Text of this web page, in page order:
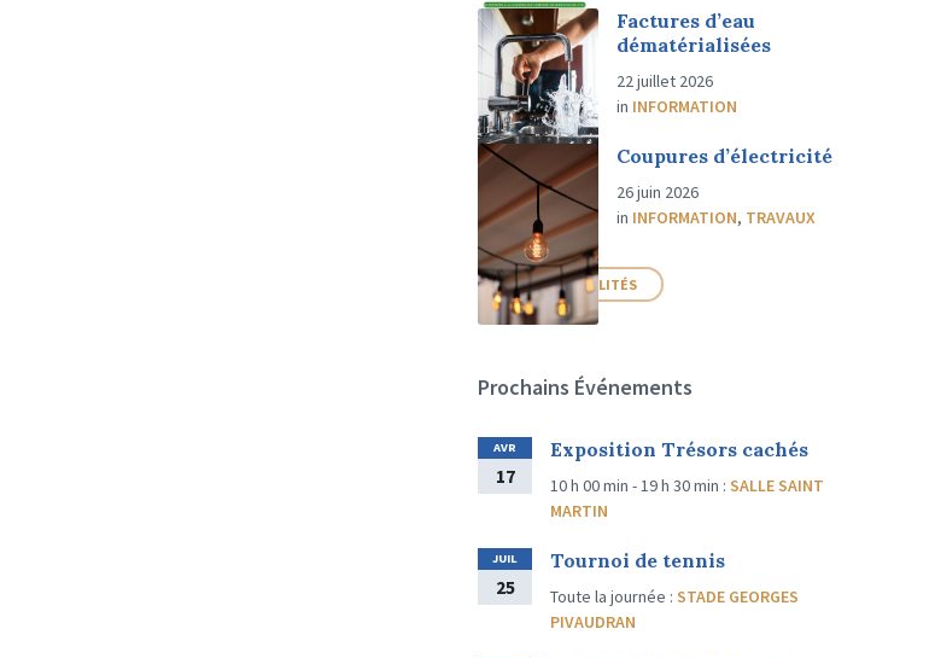
Factures d’eau
dématérialisées
22 juillet 2026
in INFORMATION
Coupures d’électricité
26 juin 2026
in INFORMATION, TRAVAUX
PLUS D'ACTUALITÉS
Prochains Événements
AVR
17
Exposition Trésors cachés
10 h 00 min - 19 h 30 min :SALLE SAINT
MARTIN
JUIL
25
Tournoi de tennis
Toute la journée :STADE GEORGES
PIVAUDRAN